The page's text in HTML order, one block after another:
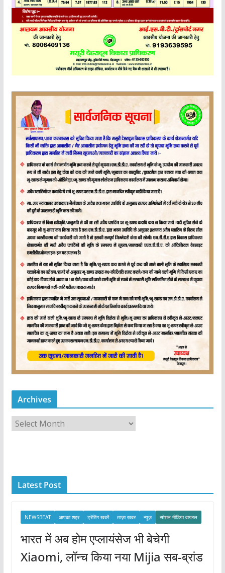
Archives
Latest Post
NEWSBEAT आपका शहर ट्रेंडिंग खबरें ताज़ा ख़बर न्यूज़ सोशल मीडिया वायरल
भारत में अब होम एप्लायंसेज भी बेचेगी
Xiaomi, लॉन्च किया नया Mijia सब-ब्रांड